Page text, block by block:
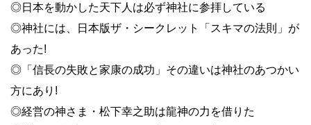
◎日本を動かした天下人は必ず神社に参拝している
◎神社には、日本版ザ・シークレット「スキマの法則」が
あった!
◎「信長の失敗と家康の成功」その違いは神社のあつかい
方にあり!
◎経営の神さま・松下幸之助は龍神の力を借りた